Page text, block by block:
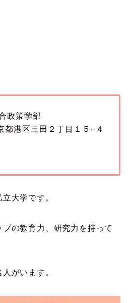
政策学部
都港区三田２丁目１５−４
大学です。
の教育力、研究力を持って
がいます。